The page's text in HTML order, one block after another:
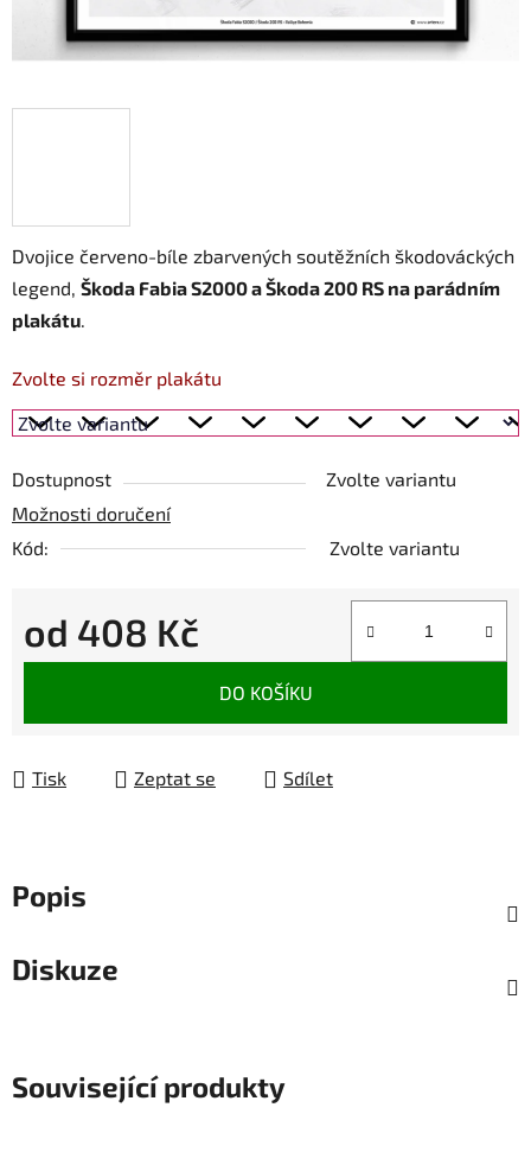
Dvojice červeno-bíle zbarvených soutěžních škodováckých
legend, Škoda Fabia S2000 a Škoda 200 RS na parádním
plakátu.
Zvolte si rozměr plakátu
Dostupnost
Zvolte variantu
Možnosti doručení
Kód:
Zvolte variantu
od 408 Kč
Měrná cena:
DO KOŠÍKU
Tisk Zeptat se Sdílet
Popis
Diskuze
Související produkty